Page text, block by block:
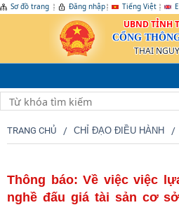
Sơ đồ trang Đăng nhập Tiếng Việt
UBND TỈNH
CỔNG
THAI
TRANG CHỦ CHỈ ĐẠO ĐIỀU HÀNH
Thông báo: Về việc việc
nghề đấu giá tài sản cơ